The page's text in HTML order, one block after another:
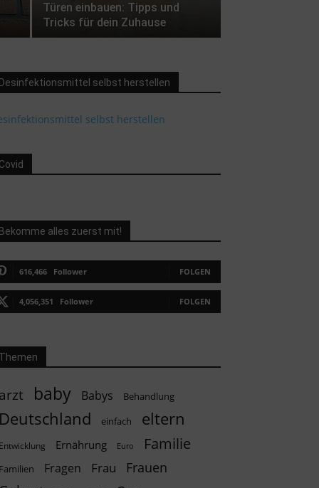
Türen einbauen: Tipps und
Tricks für dein Zuhause
selbst herstellen
selbst herstellen
alles zuerst mit!
616,466 Follower FOLGEN
4,056,351 Follower FOLGEN
baby Babys Behandlung
einfach eltern
Ernährung Euro Familie
Fragen Frau Frauen